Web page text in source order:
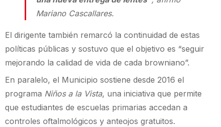
Mariano Cascallares.
El dirigente también remarcó la continuidad de estas
políticas públicas y sostuvo que el objetivo es “seguir
mejorando la calidad de vida de cada browniano”.
En paralelo, el Municipio sostiene desde 2016 el
programa Niños a la Vista, una iniciativa que permite
que estudiantes de escuelas primarias accedan a
controles oftalmológicos y anteojos gratuitos.